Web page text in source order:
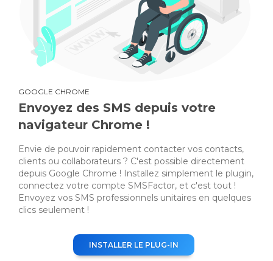
GOOGLE CHROME
Envoyez des SMS depuis votre
navigateur Chrome !
Envie de pouvoir rapidement contacter vos contacts,
clients ou collaborateurs ? C'est possible directement
depuis Google Chrome ! Installez simplement le plugin,
connectez votre compte SMSFactor, et c'est tout !
Envoyez vos SMS professionnels unitaires en quelques
clics seulement !
INSTALLER LE PLUG-IN